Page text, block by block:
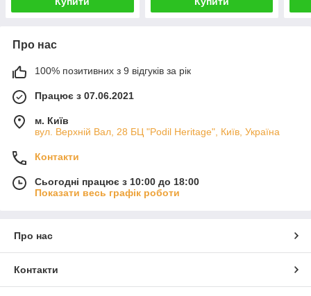
Про нас
100% позитивних з 9 відгуків за рік
Працює з 07.06.2021
м. Київ
вул. Верхній Вал, 28 БЦ "Podil Heritage", Київ, Україна
Контакти
Сьогодні працює з 10:00 до 18:00
Показати весь графік роботи
Про нас
Контакти